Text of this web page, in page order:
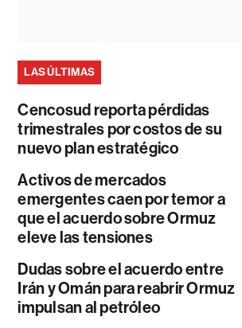
LAS ÚLTIMAS
Cencosud reporta pérdidas
trimestrales por costos de su
nuevo plan estratégico
Activos de mercados
emergentes caen por temor a
que el acuerdo sobre Ormuz
eleve las tensiones
Dudas sobre el acuerdo entre
Irán y Omán para reabrir Ormuz
impulsan al petróleo